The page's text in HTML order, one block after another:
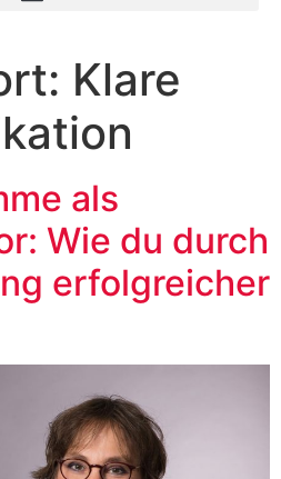
Klare
als
Wie du durch
erfolgreicher